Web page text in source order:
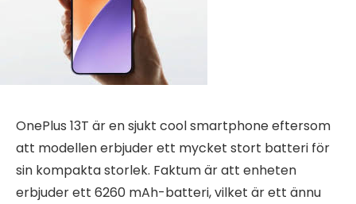
OnePlus 13T är en sjukt cool smartphone eftersom
att modellen erbjuder ett mycket stort batteri för
sin kompakta storlek. Faktum är att enheten
erbjuder ett 6260 mAh-batteri, vilket är ett ännu